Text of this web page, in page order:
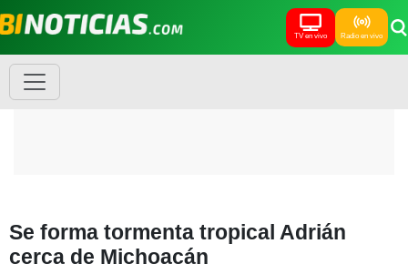
TV en vivo Radio en vivo
Se forma tormenta tropical Adrián
cerca de Michoacán